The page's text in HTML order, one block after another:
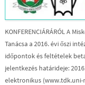
KONFERENCIÁRÁRÓL A
Tanácsa a 2016. évi őszi
időpontok és feltételek
jelentkezés határideje:
elektronikus (www.tdk.uni-